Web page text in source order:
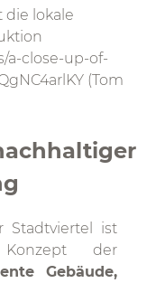
die lokale
a-close-up-of-
(Tom
Stadtviertel ist
Konzept der
Gebäude,